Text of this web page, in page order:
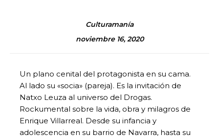
Culturamanía
noviembre 16, 2020
Un plano cenital del protagonista en su cama.
Al lado su «socia» (pareja). Es la invitación de
Natxo Leuza al universo del Drogas.
Rockumental sobre la vida, obra y milagros de
Enrique Villarreal. Desde su infancia y
adolescencia en su barrio de Navarra, hasta su